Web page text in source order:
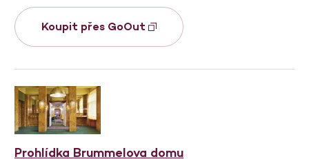
Koupit přes GoOut
Prohlídka Brummelova domu